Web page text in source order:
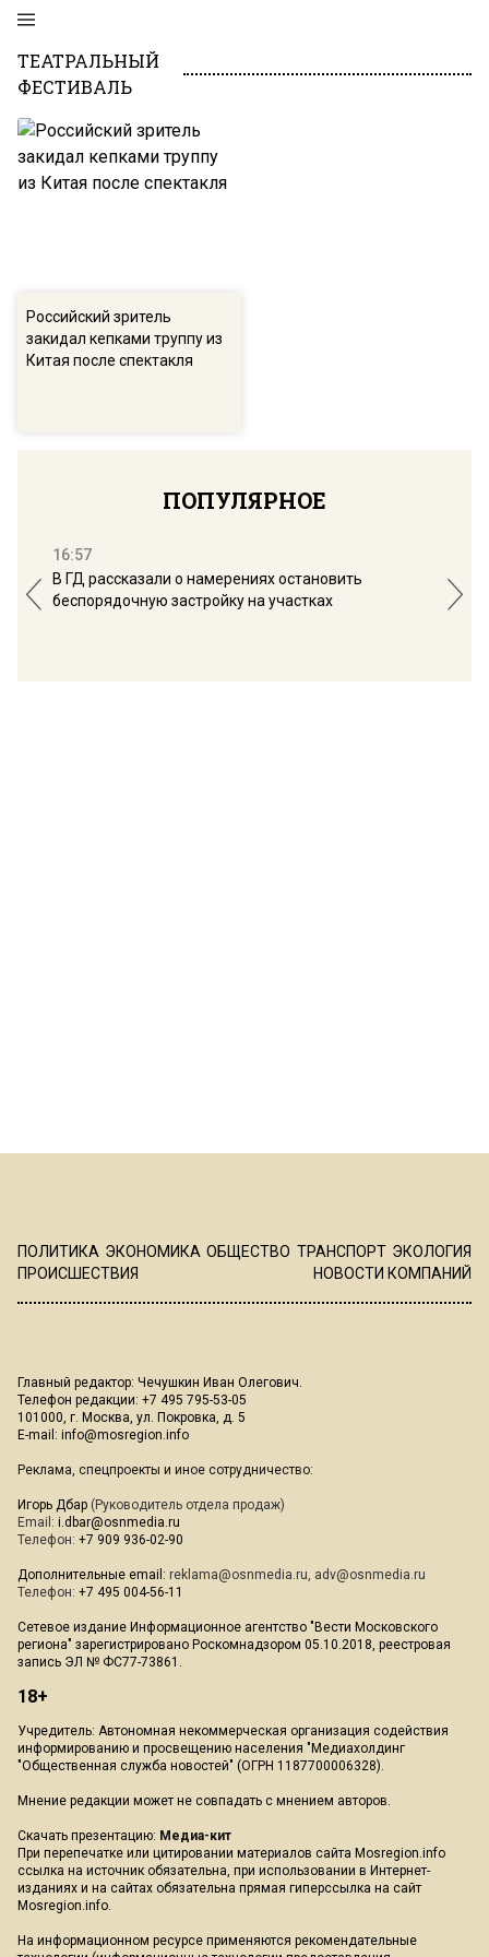
ТЕАТРАЛЬНЫЙ
ФЕСТИВАЛЬ
Российский зритель
закидал кепками труппу из
Китая после спектакля
ПОПУЛЯРНОЕ
16:57
В ГД рассказали о намерениях остановить
беспорядочную застройку на участках
ПОЛИТИКА ЭКОНОМИКА ОБЩЕСТВО ТРАНСПОРТ ЭКОЛОГИЯ
ПРОИСШЕСТВИЯ
НОВОСТИ КОМПАНИЙ
Главный редактор: Чечушкин Иван Олегович.
Телефон редакции: +7 495 795-53-05
101000, г. Москва, ул. Покровка, д. 5
E-mail: info@mosregion.info
Реклама, спецпроекты и иное сотрудничество:
Игорь Дбар (Руководитель отдела продаж)
Email: i.dbar@osnmedia.ru
Телефон: +7 909 936-02-90
Дополнительные email: reklama@osnmedia.ru, adv@osnmedia.ru
Телефон: +7 495 004-56-11
Сетевое издание Информационное агентство "Вести Московского
региона" зарегистрировано Роскомнадзором 05.10.2018, реестровая
запись ЭЛ № ФС77-73861.
18+
Учредитель: Автономная некоммерческая организация содействия
информированию и просвещению населения "Медиахолдинг
"Общественная служба новостей" (ОГРН 1187700006328).
Мнение редакции может не совпадать с мнением авторов.
Скачать презентацию: Медиа-кит
При перепечатке или цитировании материалов сайта Mosregion.info
ссылка на источник обязательна, при использовании в Интернет-
изданиях и на сайтах обязательна прямая гиперссылка на сайт
Mosregion.info.
На информационном ресурсе применяются рекомендательные